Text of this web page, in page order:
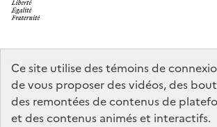
Ce site utilise des témoins de
de vous proposer des vidéos, des
des remontées de contenus de
et des contenus animés et interactifs.
data.gouv.fr legifrance.gouv.fr
service-public.gouv.fr